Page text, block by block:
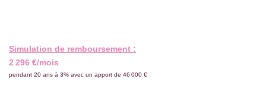
Simulation de remboursement :
2 296 €/mois
pendant 20 ans à 3% avec un apport de 46 000 €